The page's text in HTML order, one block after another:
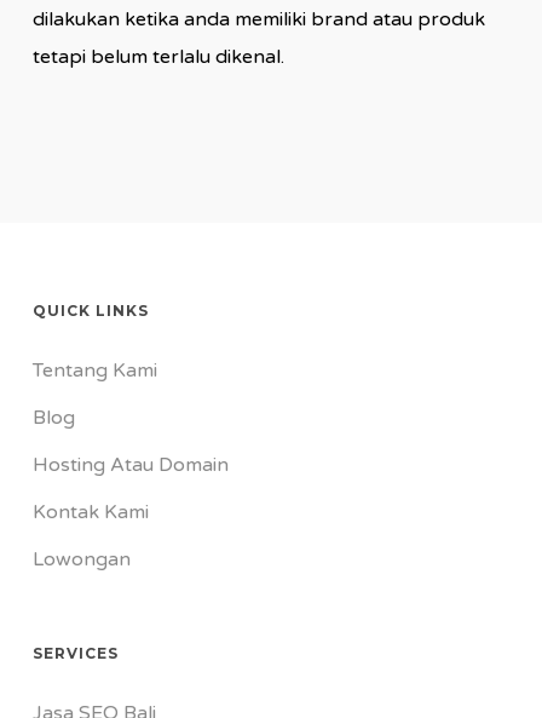
dilakukan ketika anda memiliki brand atau produk
tetapi belum terlalu dikenal.
QUICK LINKS
Tentang Kami
Blog
Hosting Atau Domain
Kontak Kami
Lowongan
SERVICES
Jasa SEO Bali